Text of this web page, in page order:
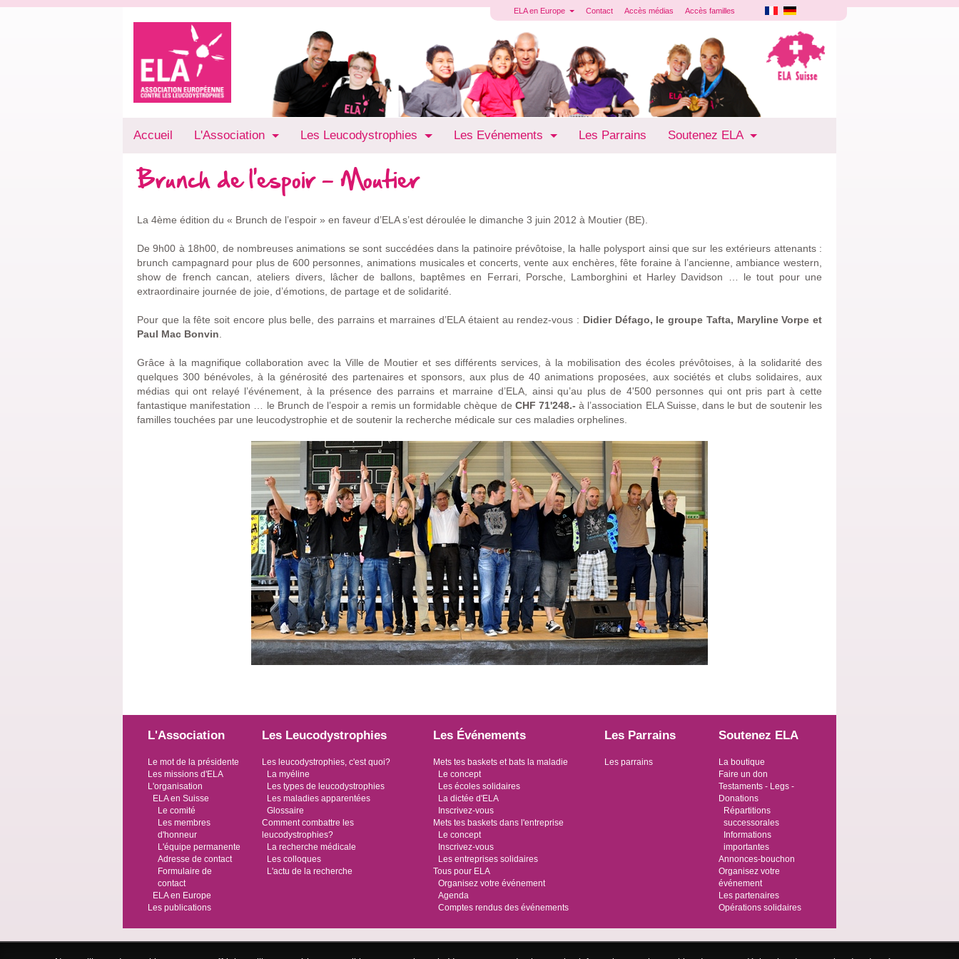
ELA en Europe Contact Accès médias Accès familles
Accueil L'Association Les Leucodystrophies Les Evénements Les Parrains Soutenez ELA
Brunch de l'espoir - Moutier
La 4ème édition du « Brunch de l’espoir » en faveur d’ELA s’est déroulée le dimanche 3 juin 2012 à Moutier (BE).
De 9h00 à 18h00, de nombreuses animations se sont succédées dans la patinoire prévôtoise, la halle polysport ainsi que sur les extérieurs attenants :
brunch campagnard pour plus de 600 personnes, animations musicales et concerts, vente aux enchères, fête foraine à l’ancienne, ambiance western,
show de french cancan, ateliers divers, lâcher de ballons, baptêmes en Ferrari, Porsche, Lamborghini et Harley Davidson … le tout pour une
extraordinaire journée de joie, d’émotions, de partage et de solidarité.
Pour que la fête soit encore plus belle, des parrains et marraines d’ELA étaient au rendez-vous : Didier Défago, le groupe Tafta, Maryline Vorpe et
Paul Mac Bonvin
Grâce à la magnifique collaboration avec la Ville de Moutier et ses différents services, à la mobilisation des écoles prévôtoises, à la solidarité des
quelques 300 bénévoles, à la générosité des partenaires et sponsors, aux plus de 40 animations proposées, aux sociétés et clubs solidaires, aux
médias qui ont relayé l’événement, à la présence des parrains et marraine d’ELA, ainsi qu’au plus de 4'500 personnes qui ont pris part à cette
fantastique manifestation … le Brunch de l’espoir a remis un formidable chèque de CHF 71'248.- à l’association ELA Suisse, dans le but de soutenir les
familles touchées par une leucodystrophie et de soutenir la recherche médicale sur ces maladies orphelines.
L'Association
Le mot de la présidente
Les missions d'ELA
L'organisation
ELA en Suisse
Le comité
Les membres
d'honneur
L'équipe permanente
Adresse de contact
Formulaire de
contact
ELA en Europe
Les publications
Les Leucodystrophies
Les leucodystrophies, c'est quoi?
La myéline
Les types de leucodystrophies
Les maladies apparentées
Glossaire
Comment combattre les
leucodystrophies?
La recherche médicale
Les colloques
L'actu de la recherche
Les Événements
Mets tes baskets et bats la maladie
Le concept
Les écoles solidaires
La dictée d'ELA
Inscrivez-vous
Mets tes baskets dans l'entreprise
Le concept
Inscrivez-vous
Les entreprises solidaires
Tous pour ELA
Organisez votre événement
Agenda
Comptes rendus des événements
Les Parrains
Les parrains
Soutenez ELA
La boutique
Faire un don
Testaments - Legs -
Donations
Répartitions
successorales
Informations
importantes
Annonces-bouchon
Organisez votre
événement
Les partenaires
Opérations solidaires